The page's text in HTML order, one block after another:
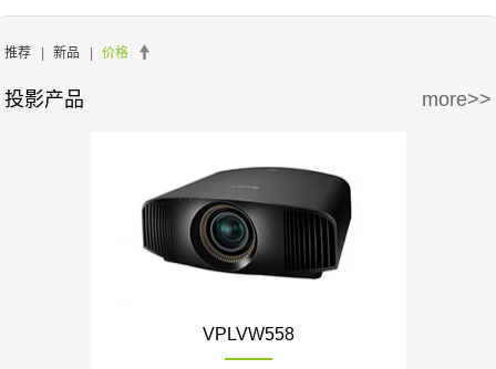
周边产品
5万-15万
30万-50万
SONY/索尼
BENQ/明基
推荐 | 新品 | 价格
投影产品 more>>
VPLVW558